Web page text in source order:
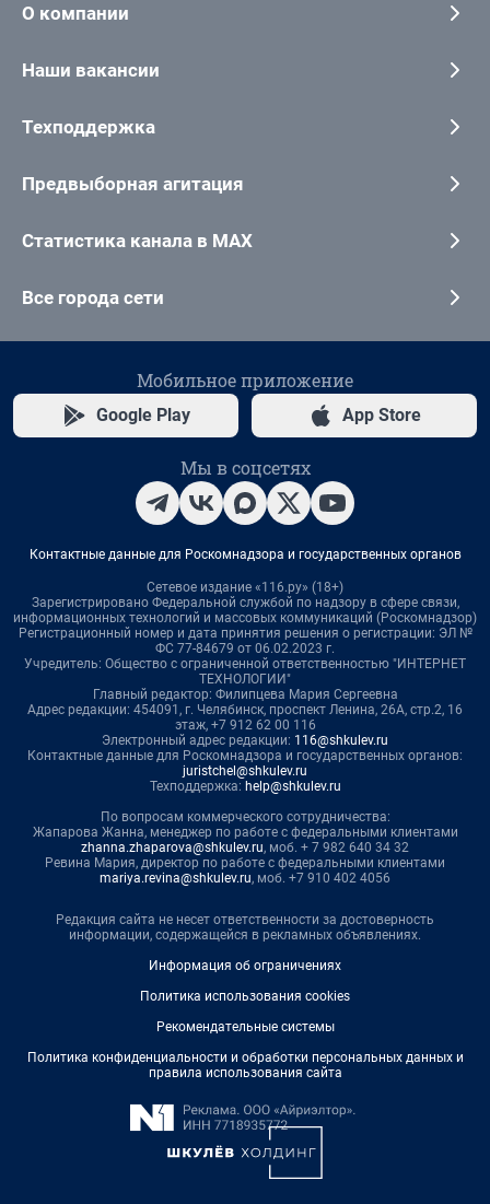
О компании
Наши вакансии
Техподдержка
Предвыборная агитация
Статистика канала в MAX
Все города сети
Мобильное приложение
Google Play App Store
Мы в соцсетях
Контактные данные для Роскомнадзора и государственных органов
Сетевое издание «116.ру» (18+)
Зарегистрировано Федеральной службой по надзору в сфере связи,
информационных технологий и массовых коммуникаций (Роскомнадзор)
Регистрационный номер и дата принятия решения о регистрации: ЭЛ №
ФС 77-84679 от 06.02.2023 г.
Учредитель: Общество с ограниченной ответственностью "ИНТЕРНЕТ
ТЕХНОЛОГИИ"
Главный редактор: Филипцева Мария Сергеевна
Адрес редакции: 454091, г. Челябинск, проспект Ленина, 26А, стр.2, 16
этаж, +7 912 62 00 116
Электронный адрес редакции: 116@shkulev.ru
Контактные данные для Роскомнадзора и государственных органов:
juristchel@shkulev.ru
Техподдержка: help@shkulev.ru
По вопросам коммерческого сотрудничества:
Жапарова Жанна, менеджер по работе с федеральными клиентами
zhanna.zhaparova@shkulev.ru, моб. + 7 982 640 34 32
Ревина Мария, директор по работе с федеральными клиентами
mariya.revina@shkulev.ru, моб. +7 910 402 4056
Редакция сайта не несет ответственности за достоверность
информации, содержащейся в рекламных объявлениях.
Информация об ограничениях
Политика использования cookies
Рекомендательные системы
Политика конфиденциальности и обработки персональных данных и
правила использования сайта